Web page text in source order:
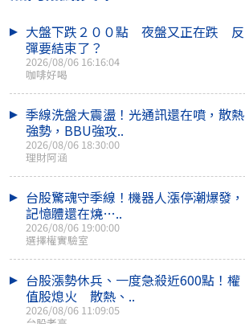
大盤下跌２００點 夜盤又正在跌 反
彈要結束了？
2026/08/06 16:16:04
咖啡好喝
季線洗盤大震盪！光通訊還在噴，散熱
強勢，BBU強攻..
2026/08/06 18:30:00
理財阿涵
台股驚魂守季線！機器人漲停潮爆發，
記憶體還在燒…..
2026/08/06 19:00:00
選擇權實驗室
台股漲勢休兵、一度急殺近600點！權
值股熄火 散熱、..
2026/08/06 11:09:05